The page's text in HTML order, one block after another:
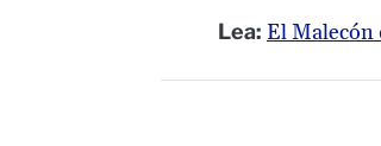
Lea: El Malecón